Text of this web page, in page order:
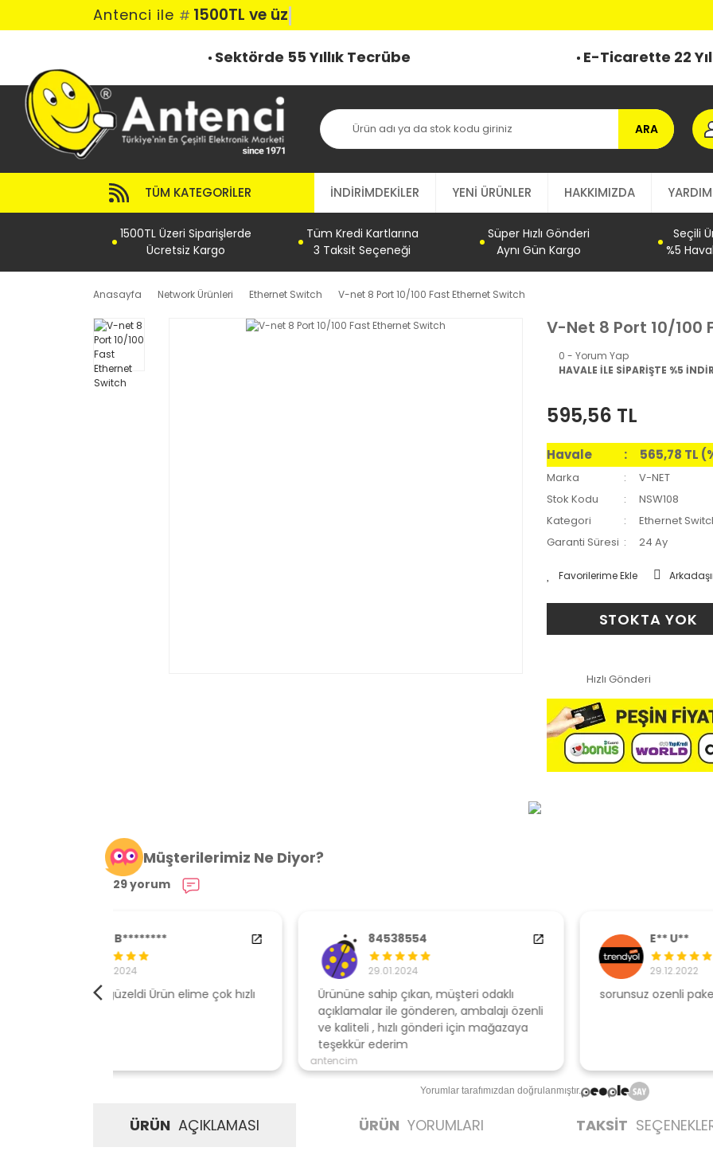
Antenci ile # 1500TL ve üzeri
Sektörde 55 Yıllık Tecrübe E-Ticarette 22
ARA
TÜM KATEGORILER İNDİRİMDEKİLER YENİ ÜRÜNLER HAKKIMIZDA YARDIM
1500TL Üzeri Siparişlerde
Ücretsiz Kargo
Tüm Kredi Kartlarına
3 Taksit Seçeneği
Süper Hızlı Gönderi
Aynı Gün Kargo
Seçili
%5
Anasayfa Network Ürünleri Ethernet Switch V-net 8 Port 10/100 Fast Ethernet Switch
V-Net 8 Port 10/100
0 - Yorum Yap
HAVALE İLE SİPARİŞTE %5
595,56 TL
Havale 565,78 TL
Marka
V-NET
Stok Kodu
NSW108
Kategori
Ethernet
Garanti Süresi
24 Ay
STOKTA YOK
Hızlı Gönderi
Müşterilerimiz Ne Diyor?
29 yorum
Ürününe sahip çıkan, müşteri odaklı
açıklamalar ile gönderen, ambalajı özenli
ve kaliteli , hızlı gönderi için mağazaya
sorunsuz ozenli paketleme
Yorumlar tarafımızdan doğrulanmıştır.
ÜRÜN AÇIKLAMASI ÜRÜN YORUMLARI TAKSİT